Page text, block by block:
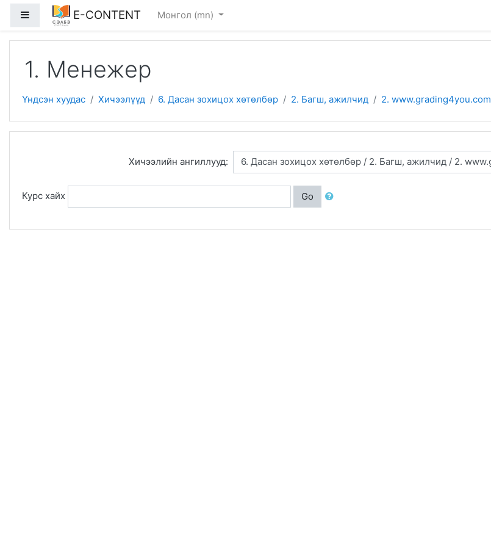
Үндсэн гарчигт очих
Хажуугийн дэлгэцийн хэсэг
E-CONTENT Монгол ‎(mn)‎
1. Менежер
Үндсэн хуудас Хичээлүүд 6. Дасан зохицох хөтөлбөр 2. Багш, ажилчид 2. www.grading4you.com
Хичээлийн ангиллууд:
Курс хайх Go